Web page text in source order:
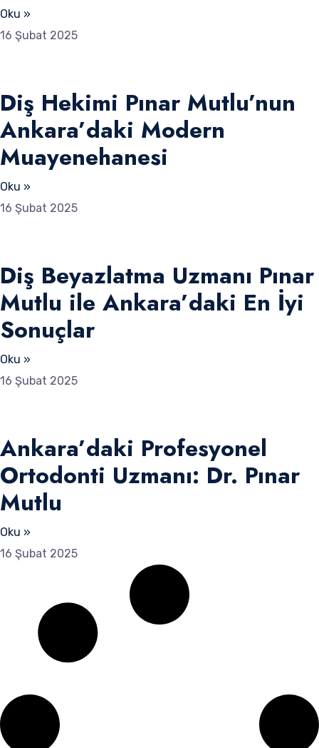
Oku »
16 Şubat 2025
Diş Hekimi Pınar Mutlu’nun
Ankara’daki Modern
Muayenehanesi
Oku »
16 Şubat 2025
Diş Beyazlatma Uzmanı Pınar
Mutlu ile Ankara’daki En İyi
Sonuçlar
Oku »
16 Şubat 2025
Ankara’daki Profesyonel
Ortodonti Uzmanı: Dr. Pınar
Mutlu
Oku »
16 Şubat 2025